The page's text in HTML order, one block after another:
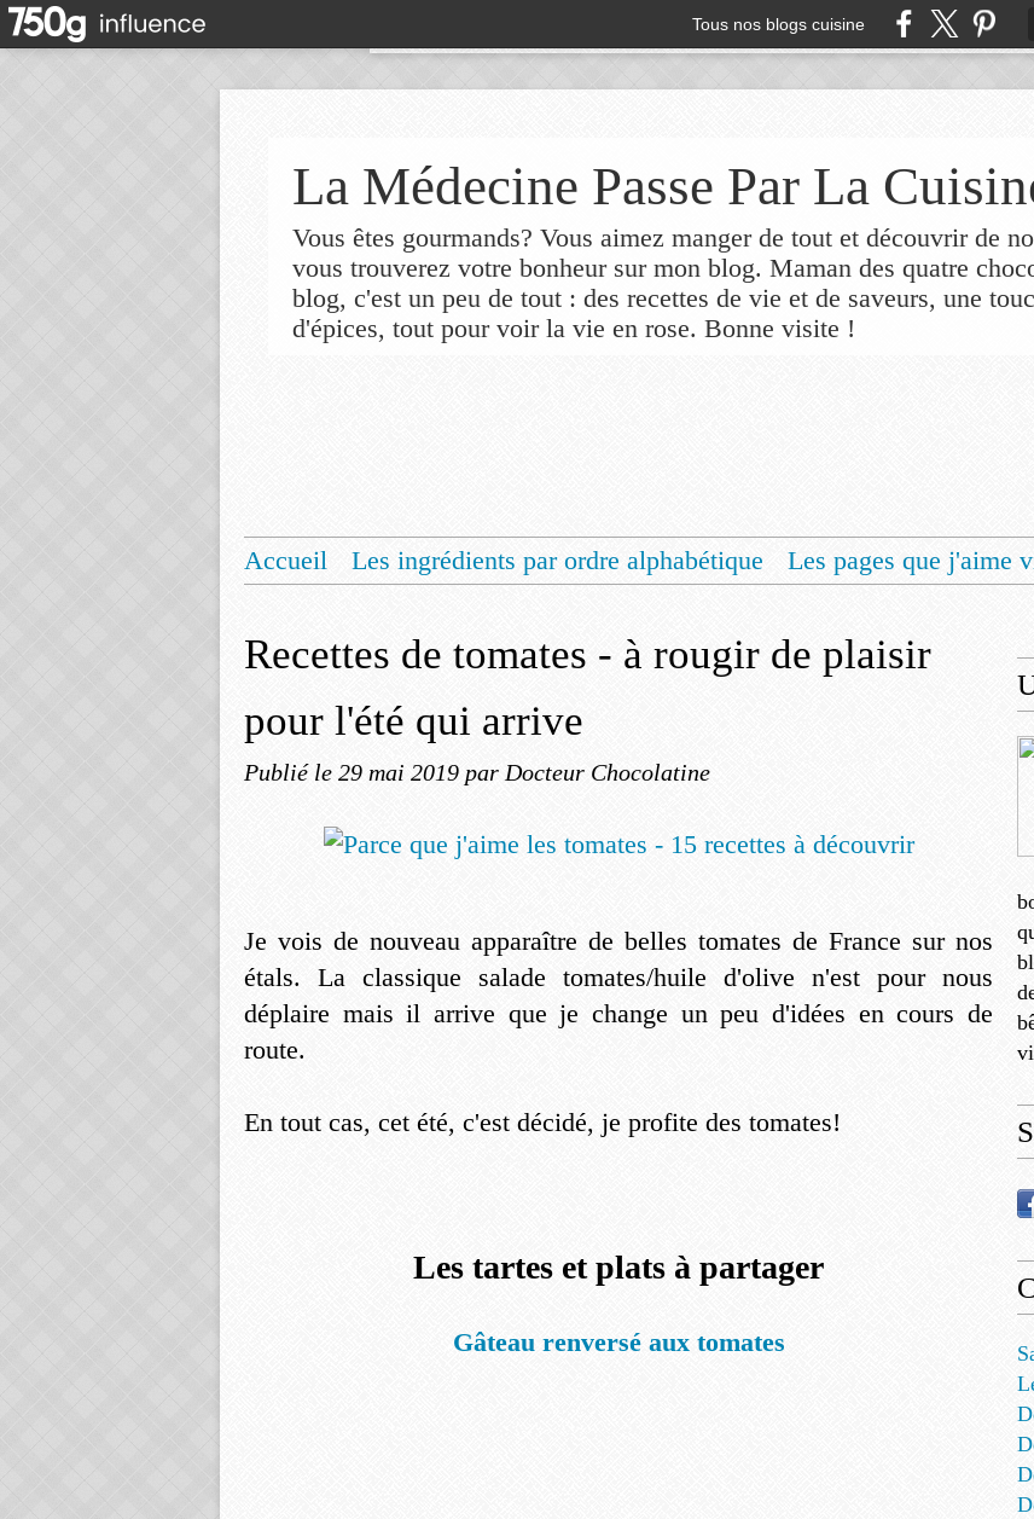
Tous nos blogs cuisine
La Médecine Passe Par La
Vous êtes gourmands? Vous aimez manger de tout et découvrir de
vous trouverez votre bonheur sur mon blog. Maman des quatre
blog, c'est un peu de tout : des recettes de vie et de saveurs, une
d'épices, tout pour voir la vie en rose. Bonne visite !
Accueil Les ingrédients par ordre alphabétique Les pages que j'aime
Recettes de tomates - à rougir de plaisir
pour l'été qui arrive
Publié le 29 mai 2019 par Docteur Chocolatine
Je vois de nouveau apparaître de belles tomates de France sur nos
étals. La classique salade tomates/huile d'olive n'est pour nous
déplaire mais il arrive que je change un peu d'idées en cours de
route.
En tout cas, cet été, c'est décidé, je profite des tomates!
Les tartes et plats à partager
Gâteau renversé aux tomates